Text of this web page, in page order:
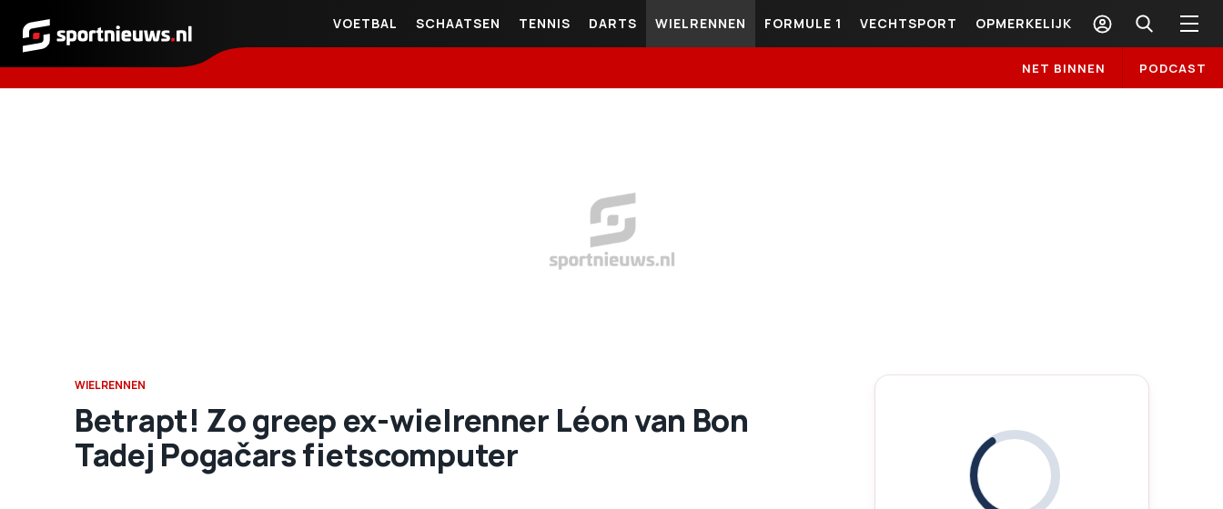
Sportnieuws.nl
VOETBAL SCHAATSEN TENNIS DARTS WIELRENNEN FORMULE 1 VECHTSPORT OPMERKELIJK
NET BINNEN PODCAST
WIELRENNEN
Betrapt! Zo greep ex-wielrenner Léon van Bon
Tadej Pogačars fietscomputer